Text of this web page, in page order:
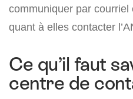
communiquer par
quant à elles contacter
Ce qu’il faut
centre de